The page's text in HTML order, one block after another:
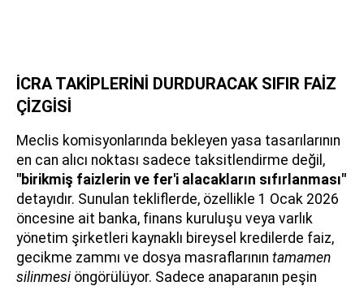
İCRA TAKİPLERİNİ DURDURACAK SIFIR FAİZ
ÇİZGİSİ
Meclis komisyonlarında bekleyen yasa tasarılarının
en can alıcı noktası sadece taksitlendirme değil,
"birikmiş faizlerin ve fer'i alacakların sıfırlanması"
detayıdır. Sunulan tekliflerde, özellikle 1 Ocak 2026
öncesine ait banka, finans kuruluşu veya varlık
yönetim şirketleri kaynaklı bireysel kredilerde faiz,
gecikme zammı ve dosya masraflarının tamamen
silinmesi öngörülüyor. Sadece anaparanın peşin